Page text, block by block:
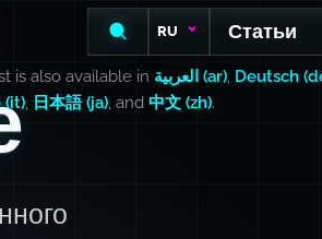
RU Статьи
is also available in العربية (ar) Deutsch
(it)
日本語 (ja) , and 中文 (zh).